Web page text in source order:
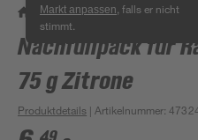
Markt anpassen , falls er nicht
stimmt.
/ Wohnen & Haushalt /
Nachfüllpack für
75 g Zitrone
Produktdetails | Artikelnummer: